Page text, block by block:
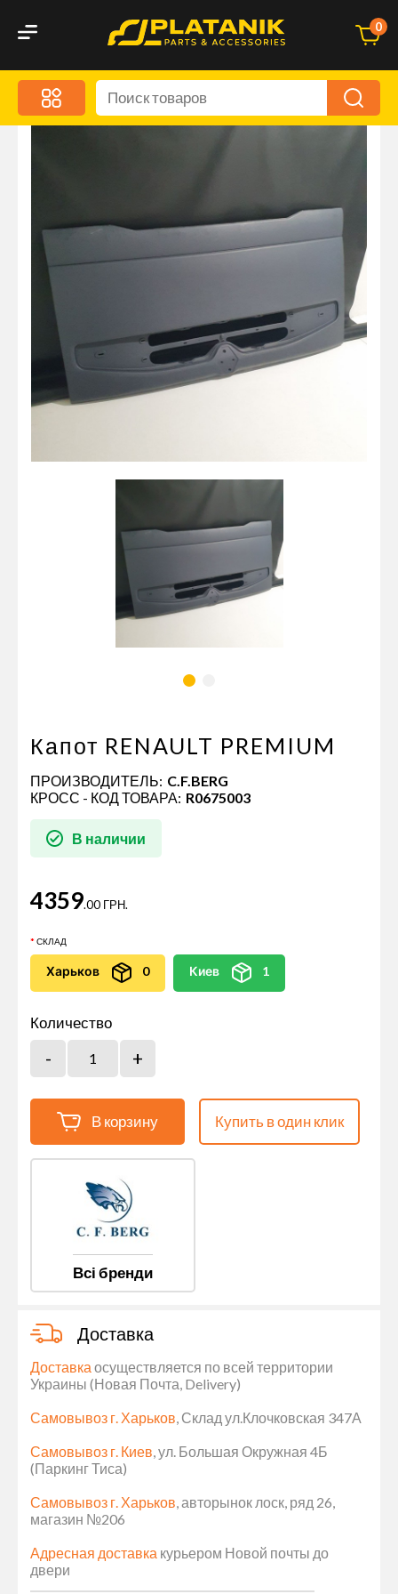
0
Меню
Акционные предложения
Автохимия и уход
Оптика и светотехника
Брызговики
Запчасти кузова и зеркала
Малый коммерческий транспорт
Маркировочные знаки и светоотражатели
Пневматические соединения
Инструменты
Автономное отопление и
кондиционировани
Стяжные ремни и тросы
Капот RENAULT PREMIUM
ПРОИЗВОДИТЕЛЬ: C.F.BERG
КРОСС - КОД ТОВАРА: R0675003
В наличии
4359.00 ГРН.
СКЛАД
Харьков 0 Киев 1
Количество
В корзину Купить в один клик
Всі бренди
Доставка
Доставка осуществляется по всей территории
Украины (Новая Почта, Delivery)
Самовывоз г. Харьков, Склад ул.Клочковская 347А
Самовывоз г. Киев, ул. Большая Окружная 4Б
(Паркинг Тиса)
Самовывоз г. Харьков, авторынок лоск, ряд 26,
магазин №206
Адресная доставка курьером Новой почты до
двери